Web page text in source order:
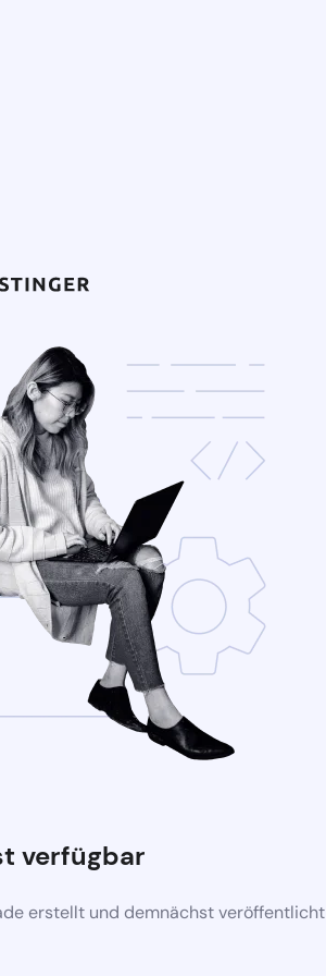
verfügbar
erstellt und demnächst veröffentlicht